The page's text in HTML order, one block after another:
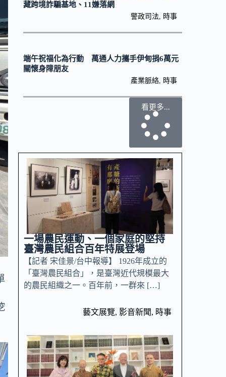
藏跨境詐騙基地、11嫌落網
警政司法, 時事
端午祝福化為行動 萬通人力攜手伊甸捐6萬元
關懷身障朋友
產業脈絡, 時事
看更多...
一場農民運動、一個家庭的堅持
臺灣農民組合百年特展登場
【記者 宋佳景/台中報導】 1926年成立的
「臺灣農民組合」，是臺灣近代規模最大
的農民組織之一。百年前，一群來 […]
藝文展覽, 影音新聞, 時事